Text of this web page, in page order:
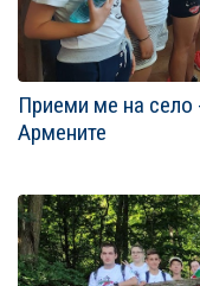
Приеми ме на село
Армените